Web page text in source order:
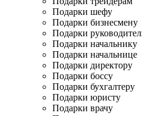
Подарки шефу
Подарки бизнесмену
Подарки
Подарки начальнику
Подарки начальнице
Подарки директору
Подарки боссу
Подарки бухгалтеру
Подарки юристу
Подарки врачу